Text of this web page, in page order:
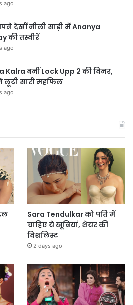
ago
देखीं नीली साड़ी में Ananya
की तस्वीरें
ago
Kalra बनीं Lock Upp 2 की विनर,
ने लूटी सारी महफिल
ago
Sara Tendulkar को पति में
चाहिए ये खूबियां, शेयर की
विशलिस्ट
2 days ago